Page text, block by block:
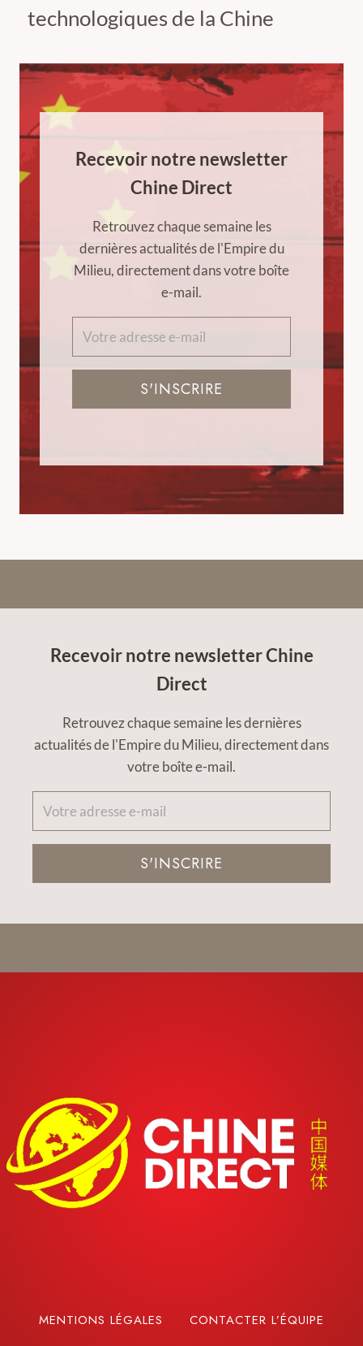
technologiques de la Chine
Recevoir notre newsletter
Chine Direct
Retrouvez chaque semaine les
dernières actualités de l'Empire du
Milieu, directement dans votre boîte
e-mail.
S'INSCRIRE
Recevoir notre newsletter Chine
Direct
Retrouvez chaque semaine les dernières
actualités de l'Empire du Milieu, directement dans
votre boîte e-mail.
S'INSCRIRE
MENTIONS LÉGALES CONTACTER L’ÉQUIPE